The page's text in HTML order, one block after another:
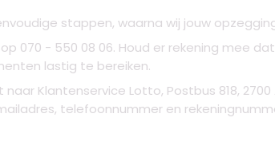
stappen, waarna wij jouw
070 - 550 08 06. Houd er rekening mee
lastig te bereiken.
Klantenservice Lotto, Postbus 818,
telefoonnummer en